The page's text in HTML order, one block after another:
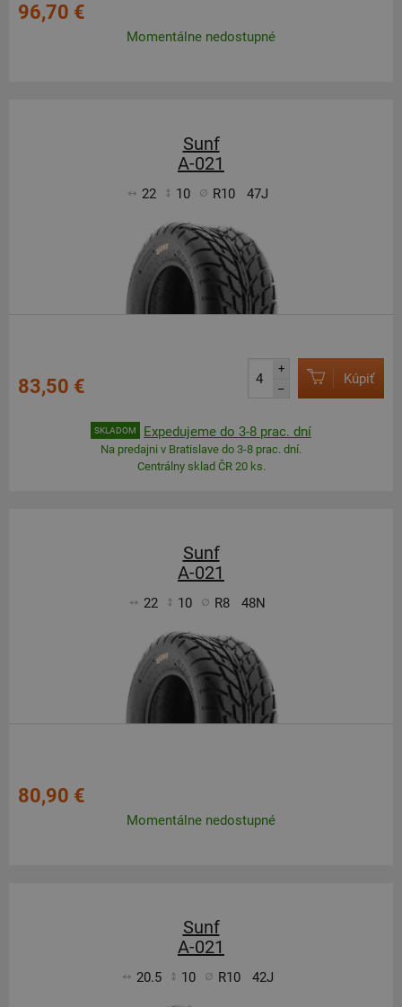
96,70 €
Momentálne nedostupné
Sunf
A-021
22 10 R10 47J
83,50 €
+
–
Kúpiť
SKLADOM Expedujeme do 3-8 prac. dní
Na predajni v Bratislave do 3-8 prac. dní.
Centrálny sklad ČR 20 ks.
Sunf
A-021
22 10 R8 48N
80,90 €
Momentálne nedostupné
Sunf
A-021
20.5 10 R10 42J